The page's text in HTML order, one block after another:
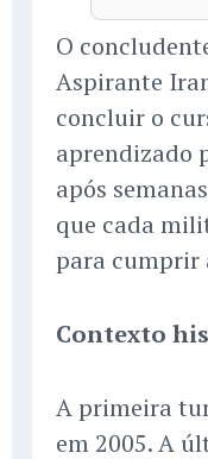
O
Aspirante
concluir o
aprendizado
após
que cada
para cumprir
Contexto
A primeira
em 2005. A